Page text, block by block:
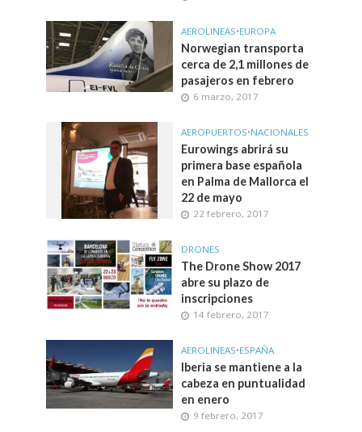
AEROLINEAS•EUROPA
Norwegian transporta
cerca de 2,1 millones de
pasajeros en febrero
6 marzo, 2017
AEROPUERTOS•NACIONALES
Eurowings abrirá su
primera base española
en Palma de Mallorca el
22 de mayo
22 febrero, 2017
DRONES
The Drone Show 2017
abre su plazo de
inscripciones
14 febrero, 2017
AEROLINEAS•ESPAÑA
Iberia se mantiene a la
cabeza en puntualidad
en enero
9 febrero, 2017